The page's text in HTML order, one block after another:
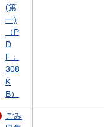
(第
一)
（P
D
F：
308
K
B）
ごみ